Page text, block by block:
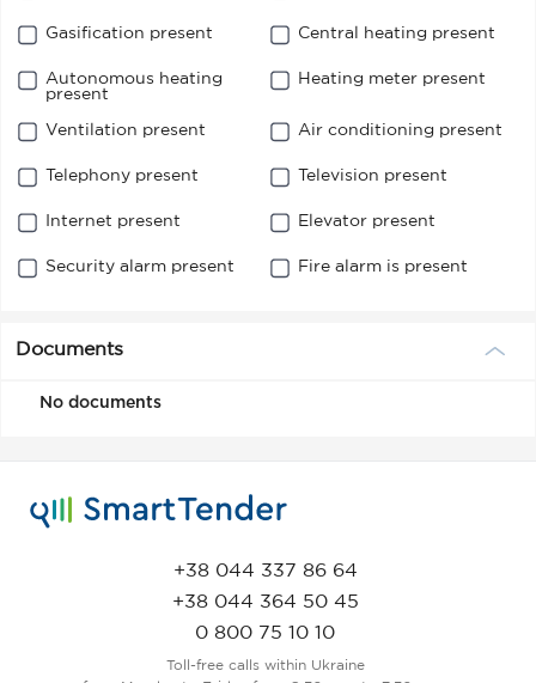
Gasification present Central heating present
Autonomous heating
present
Heating meter present
Ventilation present Air conditioning present
Telephony present Television present
Internet present Elevator present
Security alarm present Fire alarm is present
Documents
No documents
+38 044 337 86 64
+38 044 364 50 45
0 800 75 10 10
Toll-free calls within Ukraine